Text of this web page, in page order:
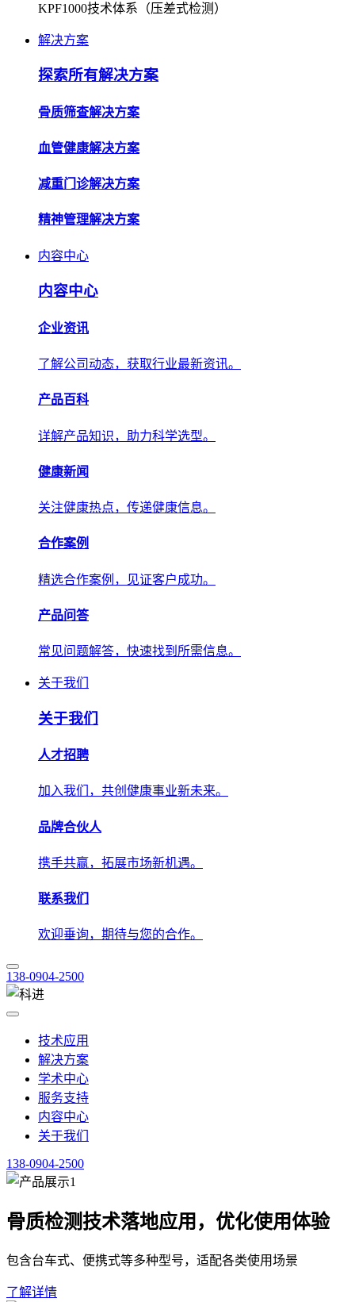
KPF1000技术体系（压差式检测）
解决方案
探索所有解决方案
骨质筛查解决方案
血管健康解决方案
减重门诊解决方案
精神管理解决方案
内容中心
内容中心
企业资讯
了解公司动态，获取行业最新资讯。
产品百科
详解产品知识，助力科学选型。
健康新闻
关注健康热点，传递健康信息。
合作案例
精选合作案例，见证客户成功。
产品问答
常见问题解答，快速找到所需信息。
关于我们
关于我们
人才招聘
加入我们，共创健康事业新未来。
品牌合伙人
携手共赢，拓展市场新机遇。
联系我们
欢迎垂询，期待与您的合作。
138-0904-2500
技术应用
解决方案
学术中心
服务支持
内容中心
关于我们
138-0904-2500
骨质检测技术落地应用，优化使用体验
包含台车式、便携式等多种型号，适配各类使用场景
了解详情